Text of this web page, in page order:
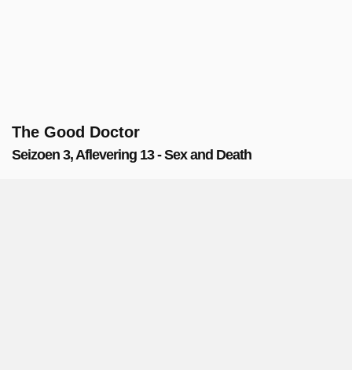
The Good Doctor
Seizoen 3, Aflevering 13 - Sex and Death